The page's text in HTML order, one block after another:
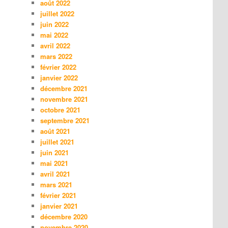
août 2022
juillet 2022
juin 2022
mai 2022
avril 2022
mars 2022
février 2022
janvier 2022
décembre 2021
novembre 2021
octobre 2021
septembre 2021
août 2021
juillet 2021
juin 2021
mai 2021
avril 2021
mars 2021
février 2021
janvier 2021
décembre 2020